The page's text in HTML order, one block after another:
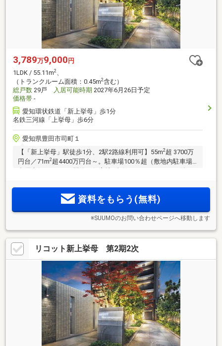
3,789万9,000円
1LDK / 55.11m2
（トランクルーム面積：0.45m2含む）
総戸数 29戸 入居可能時期 2027年6月26日予定
価格帯 -
愛知環状鉄道「新上挙母」歩1分
名鉄三河線「上挙母」歩6分
愛知県豊田市司町１
【「新上挙母」駅徒歩1分、2駅2路線利用可】55m2 超 3700万
円台／71m2 超4400万円台～。駐車場100％超（敷地内駐車場2
種のプランバリエーション(注1)。SUUMOでの予約来場で
8000円分ギフト券進呈(注2)資料をもらう(無料)
※SUUMOのお問い合わせページへ移動します
リコット新上挙母 第2期2次